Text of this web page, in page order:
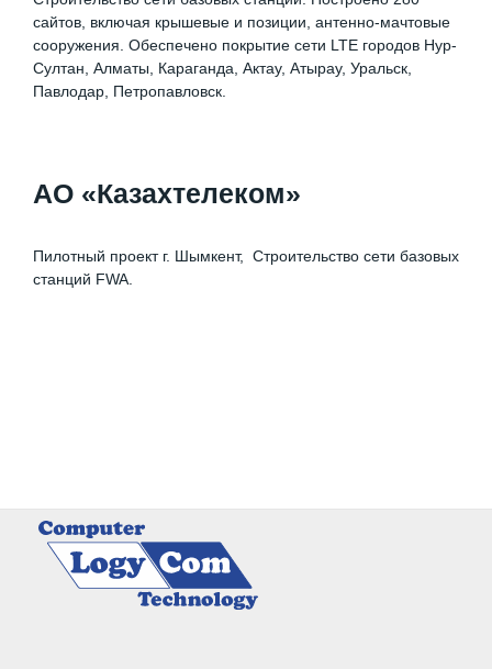
сайтов, включая крышевые и позиции, антенно-мачтовые
сооружения. Обеспечено покрытие сети LTE городов Нур-
Султан, Алматы, Караганда, Актау, Атырау, Уральск,
Павлодар, Петропавловск.
АО «Казахтелеком»
Пилотный проект г. Шымкент, Строительство сети базовых
станций FWA.